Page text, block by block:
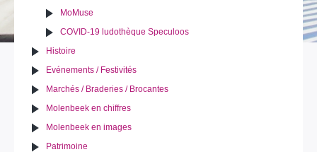
MoMuse
COVID-19 ludothèque Speculoos
Histoire
Evénements / Festivités
Marchés / Braderies / Brocantes
Molenbeek en chiffres
Molenbeek en images
Patrimoine